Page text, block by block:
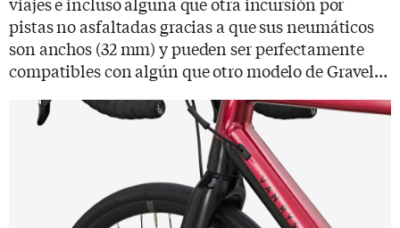
pistas no asfaltadas gracias a que sus neumáticos
son anchos (32 mm) y pueden ser perfectamente
compatibles con algún que otro modelo de Gravel…